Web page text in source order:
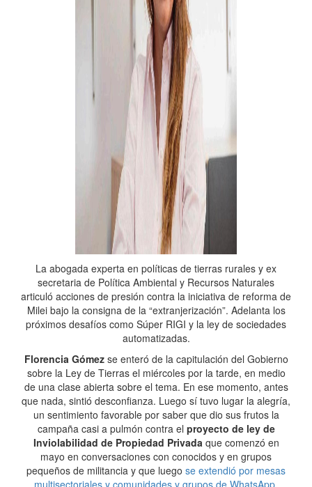
La abogada experta en políticas de tierras rurales y ex
secretaria de Política Ambiental y Recursos Naturales
articuló acciones de presión contra la iniciativa de reforma de
Milei bajo la consigna de la “extranjerización”. Adelanta los
próximos desafíos como Súper RIGI y la ley de sociedades
automatizadas.
Florencia Gómezse enteró de la capitulación del Gobierno
sobre la Ley de Tierras el miércoles por la tarde, en medio
de una clase abierta sobre el tema. En ese momento, antes
que nada, sintió desconfianza. Luego sí tuvo lugar la alegría,
un sentimiento favorable por saber que dio sus frutos la
campaña casi a pulmón contra el proyecto de ley de
Inviolabilidad de Propiedad Privadaque comenzó en
mayo en conversaciones con conocidos y en grupos
pequeños de militancia y que luego se extendió por mesas
multisectoriales y comunidades y grupos de WhatsApp,